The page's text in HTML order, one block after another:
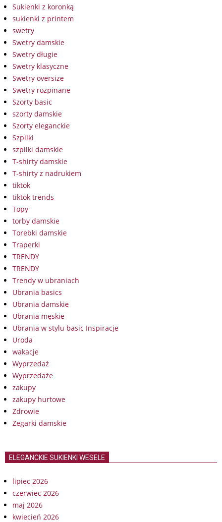
Sukienki z koronką
sukienki z printem
swetry
Swetry damskie
Swetry długie
Swetry klasyczne
Swetry oversize
Swetry rozpinane
Szorty basic
szorty damskie
Szorty eleganckie
Szpilki
szpilki damskie
T-shirty damskie
T-shirty z nadrukiem
tiktok
tiktok trends
Topy
torby damskie
Torebki damskie
Traperki
TRENDY
TRENDY
Trendy w ubraniach
Ubrania basics
Ubrania damskie
Ubrania męskie
Ubrania w stylu basic Inspiracje
Uroda
wakacje
Wyprzedaż
Wyprzedaże
zakupy
zakupy hurtowe
Zdrowie
Zegarki damskie
ELEGANCKIE SUKIENKI WESELE
lipiec 2026
czerwiec 2026
maj 2026
kwiecień 2026